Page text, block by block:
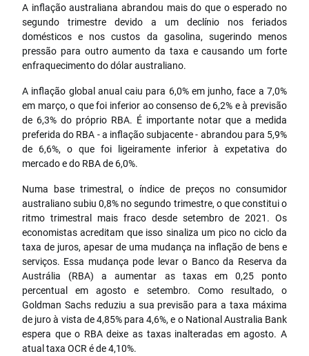
A inflação australiana abrandou mais do que o esperado no
segundo trimestre devido a um declínio nos feriados
domésticos e nos custos da gasolina, sugerindo menos
pressão para outro aumento da taxa e causando um forte
enfraquecimento do dólar australiano.
A inflação global anual caiu para 6,0% em junho, face a 7,0%
em março, o que foi inferior ao consenso de 6,2% e à previsão
de 6,3% do próprio RBA. É importante notar que a medida
preferida do RBA - a inflação subjacente - abrandou para 5,9%
de 6,6%, o que foi ligeiramente inferior à expetativa do
mercado e do RBA de 6,0%.
Numa base trimestral, o índice de preços no consumidor
australiano subiu 0,8% no segundo trimestre, o que constitui o
ritmo trimestral mais fraco desde setembro de 2021. Os
economistas acreditam que isso sinaliza um pico no ciclo da
taxa de juros, apesar de uma mudança na inflação de bens e
serviços. Essa mudança pode levar o Banco da Reserva da
Austrália (RBA) a aumentar as taxas em 0,25 ponto
percentual em agosto e setembro. Como resultado, o
Goldman Sachs reduziu a sua previsão para a taxa máxima
de juro à vista de 4,85% para 4,6%, e o National Australia Bank
espera que o RBA deixe as taxas inalteradas em agosto. A
atual taxa OCR é de 4,10%.